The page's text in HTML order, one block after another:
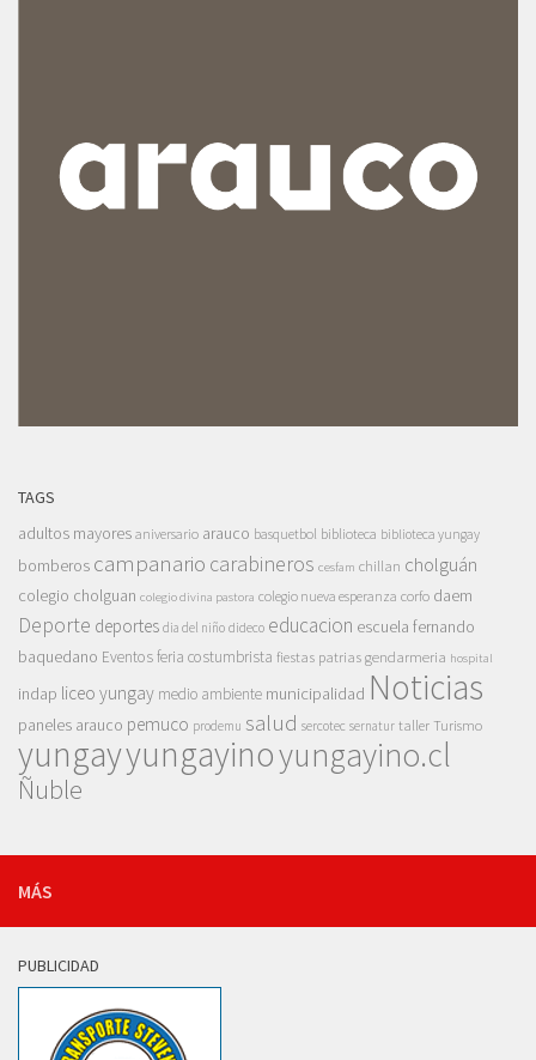
TAGS
adultos mayores aniversario arauco basquetbol biblioteca biblioteca yungay
bomberos campanario carabineros cesfam chillan cholguán
colegio cholguan colegio divina pastora colegio nueva esperanza corfo daem
Deporte deportes dia del niño dideco educacion escuela fernando
baquedano Eventosferia costumbrista fiestas patrias gendarmeria hospital
indap liceo yungay medio ambiente municipalidad Noticias
paneles arauco pemuco prodemu salud sercotec sernatur taller Turismo
yungayyungayinoyungayino.cl
Ñuble
MÁS
PUBLICIDAD